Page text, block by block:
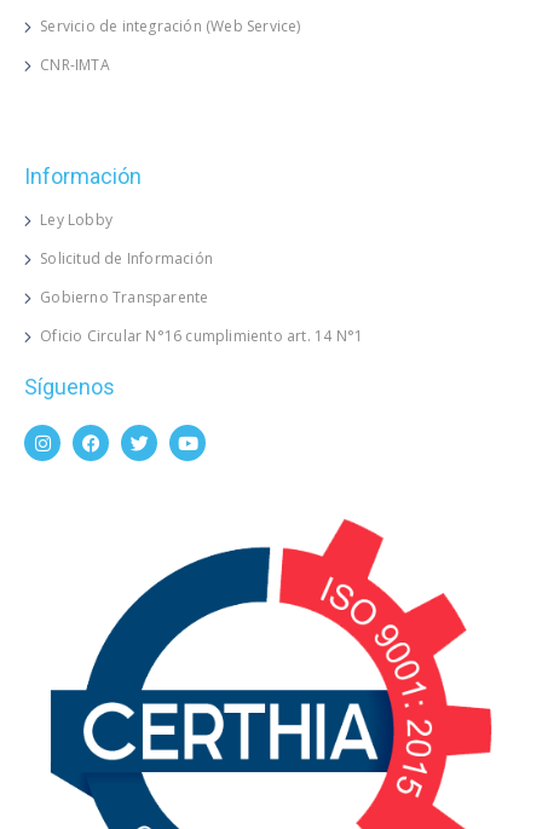
Servicio de integración (Web Service)
CNR-IMTA
Información
Ley Lobby
Solicitud de Información
Gobierno Transparente
Oficio Circular N°16 cumplimiento art. 14 N°1
Síguenos